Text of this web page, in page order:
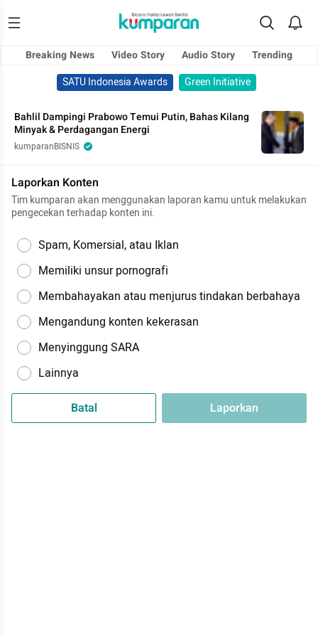
Breaking News Video Story Audio Story
Trending
SATU Indonesia Awards
Green Initiative
Bahlil Dampingi Prabowo Temui Putin, Bahas Kilang
Minyak & Perdagangan Energi
kumparanBISNIS
Laporkan Konten
Tim kumparan akan menggunakan laporan kamu untuk melakukan
pengecekan terhadap konten ini.
Spam, Komersial, atau Iklan
Memiliki unsur pornografi
Membahayakan atau menjurus tindakan berbahaya
Mengandung konten kekerasan
Menyinggung SARA
Lainnya
Batal Laporkan